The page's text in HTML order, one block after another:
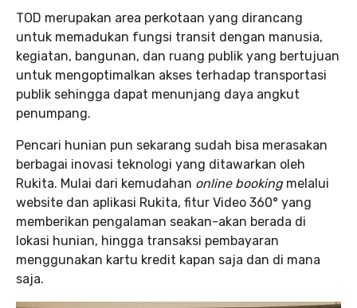
TOD merupakan area perkotaan yang dirancang
untuk memadukan fungsi transit dengan manusia,
kegiatan, bangunan, dan ruang publik yang bertujuan
untuk mengoptimalkan akses terhadap transportasi
publik sehingga dapat menunjang daya angkut
penumpang.
Pencari hunian pun sekarang sudah bisa merasakan
berbagai inovasi teknologi yang ditawarkan oleh
Rukita. Mulai dari kemudahan online bookingmelalui
website dan aplikasi Rukita, fitur Video 360° yang
memberikan pengalaman seakan-akan berada di
lokasi hunian, hingga transaksi pembayaran
menggunakan kartu kredit kapan saja dan di mana
saja.